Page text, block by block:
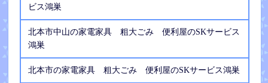
ビス鴻巣
北本市中山の家電家具 粗大ごみ 便利屋のSKサービス
鴻巣
北本市の家電家具 粗大ごみ 便利屋のSKサービス鴻巣